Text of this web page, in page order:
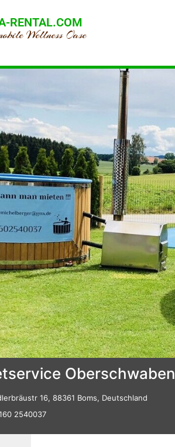
RENTAL.COM
Wellness Oase
Oberschwaben
16, 88361 Boms, Deutschland
2540037